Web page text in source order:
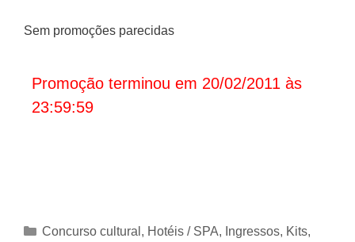
Sem promoções parecidas
Promoção terminou em 20/02/2011 às
23:59:59
Categorias
Concurso cultural , Hotéis / SPA, Ingressos, Kits,